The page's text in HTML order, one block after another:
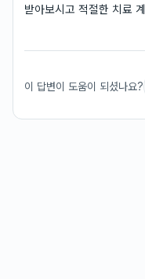
받아보시고 적절한 치료
이 답변이 도움이 되셨나요?